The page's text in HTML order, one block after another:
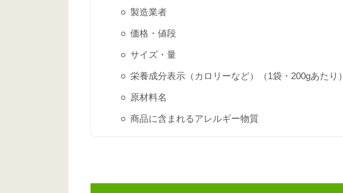
製造業者
価格・値段
サイズ・量
栄養成分表示（カロリーなど）（1袋・200gあたり）
原材料名
商品に含まれるアレルギー物質